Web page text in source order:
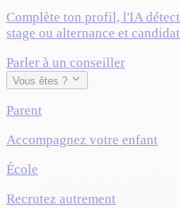
Complète ton profil, l'IA
stage ou alternance et
Parler à un conseiller
Vous êtes ?
Parent
Accompagnez votre enfant
École
Recrutez autrement